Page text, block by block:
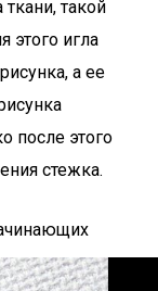
такой
этого игла
а ее
после этого
стежка.